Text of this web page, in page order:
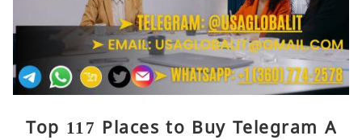
Top 117 Places to Buy Telegram A